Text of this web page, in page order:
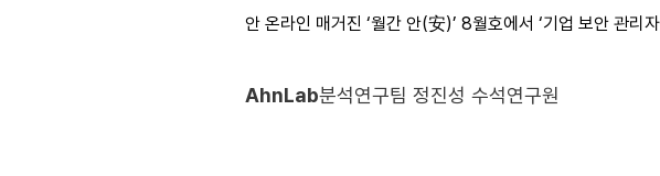
안 온라인 매거진 ‘월간 안(安)’ 8월호에서 ‘기업 보안 관
AhnLab분석연구팀 정진성 수석연구원